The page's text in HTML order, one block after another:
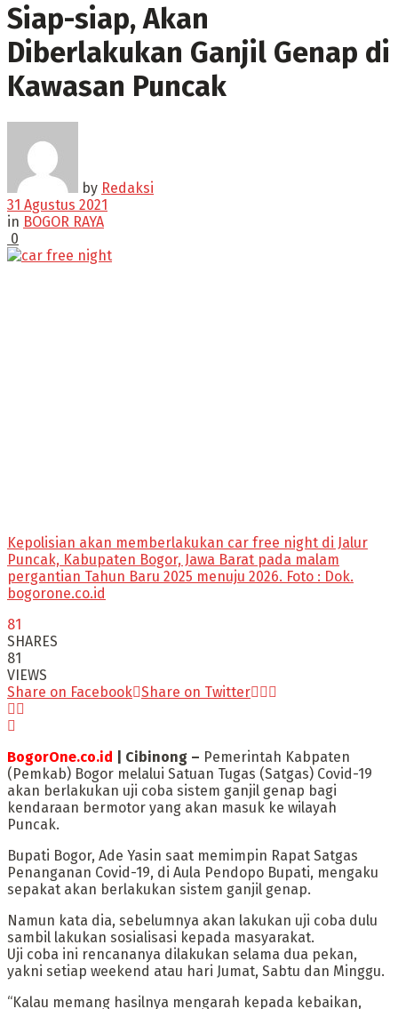
Siap-siap, Akan
Diberlakukan Ganjil Genap di
Kawasan Puncak
by Redaksi
31 Agustus 2021
in BOGOR RAYA
0
Kepolisian akan memberlakukan car free night di Jalur
Puncak, Kabupaten Bogor, Jawa Barat pada malam
pergantian Tahun Baru 2025 menuju 2026. Foto : Dok.
bogorone.co.id
81
SHARES
81
VIEWS
Share on Facebook Share on Twitter
BogorOne.co.id | Cibinong – Pemerintah Kabpaten
(Pemkab) Bogor melalui Satuan Tugas (Satgas) Covid-19
akan berlakukan uji coba sistem ganjil genap bagi
kendaraan bermotor yang akan masuk ke wilayah
Puncak.
Bupati Bogor, Ade Yasin saat memimpin Rapat Satgas
Penanganan Covid-19, di Aula Pendopo Bupati, mengaku
sepakat akan berlakukan sistem ganjil genap.
Namun kata dia, sebelumnya akan lakukan uji coba dulu
sambil lakukan sosialisasi kepada masyarakat.
Uji coba ini rencananya dilakukan selama dua pekan,
yakni setiap weekend atau hari Jumat, Sabtu dan Minggu.
“Kalau memang hasilnya mengarah kepada kebaikan,